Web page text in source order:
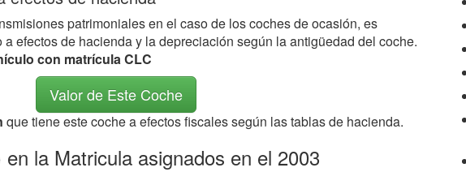
patrimoniales en el caso de los coches de ocasión, es
efectos de hacienda y la depreciación según la antigüedad del coche.
con matrícula CLC
Valor de Este Coche
que tiene este coche a efectos fiscales según las tablas de hacienda.
la Matricula asignados en el 2003